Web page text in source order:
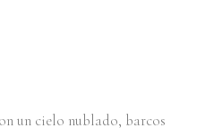
un cielo nublado, barcos